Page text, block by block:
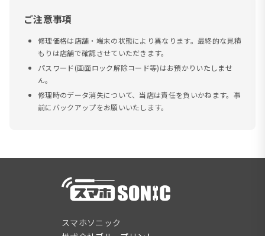
ご注意事項
修理価格は店舗・端末の状態により異なります。最終的な見積
もりは店舗で確認させていただきます。
パスワード(画面ロック解除コード等)はお預かりいたしませ
ん。
修理時のデータ消失について、当店は責任を負いかねます。事
前にバックアップをお願いいたします。
スマホソニック